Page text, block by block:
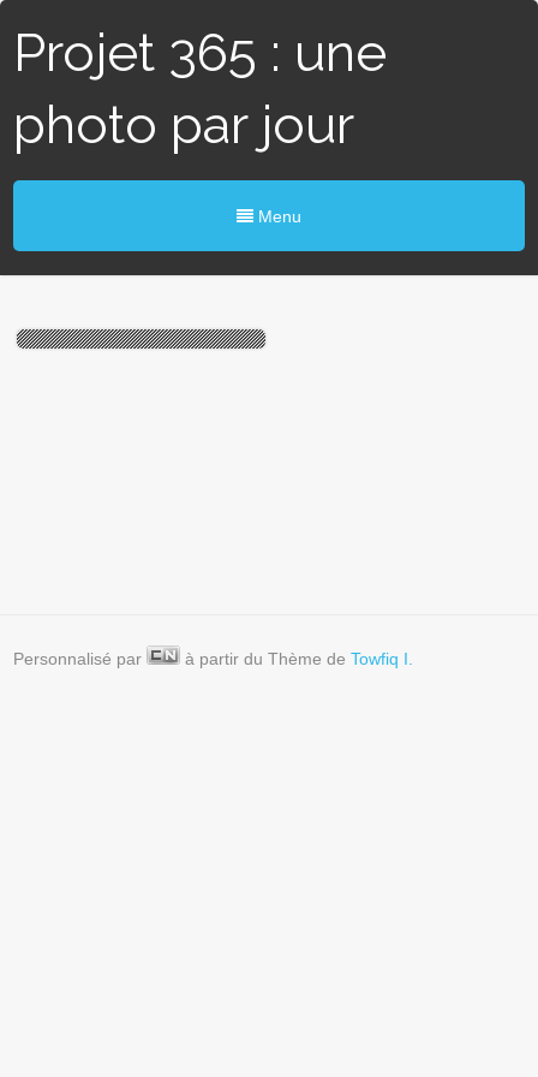
Projet 365 : une
photo par jour
Menu
Personnalisé par à partir du Thème deTowfiq I.